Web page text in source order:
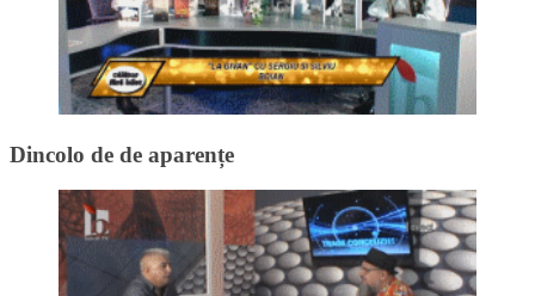
Dincolo de de aparențe